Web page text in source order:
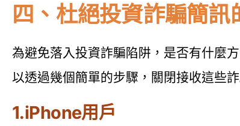
四、杜絕投資詐騙簡訊
為避免落入投資詐騙陷阱，是否有什麼
以透過幾個簡單的步驟，關閉接收這些
1.iPhone用戶